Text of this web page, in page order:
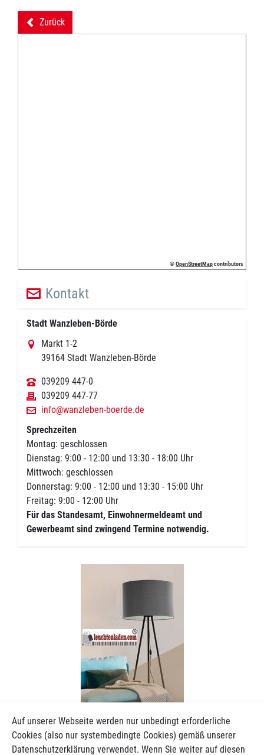
Auf unserer Webseite werden nur unbedingt erforderliche
Cookies (also nur systembedingte Cookies) gemäß unserer
Datenschutzerklärung verwendet. Wenn Sie weiter auf diesen
backward Zurück
©OpenStreetMapcontributors
Kontakt
Stadt Wanzleben-Börde
Markt 1-2
39164 Stadt Wanzleben-Börde
039209 447-0
039209 447-77
info@wanzleben-boerde.de
Sprechzeiten
Montag: geschlossen
Dienstag: 9:00 - 12:00 und 13:30 - 18:00 Uhr
Mittwoch: geschlossen
Donnerstag: 9:00 - 12:00 und 13:30 - 15:00 Uhr
Freitag: 9:00 - 12:00 Uhr
Für das Standesamt, Einwohnermeldeamt und
Gewerbeamt sind zwingend Termine notwendig.